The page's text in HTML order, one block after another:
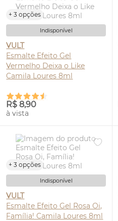
+ 3 opções
Indisponível
VULT
Esmalte Efeito Gel
Vermelho Deixa o Like
Camila Loures 8ml
R$ 8,90
à vista
+ 3 opções
Indisponível
VULT
Esmalte Efeito Gel Rosa Oi,
Família! Camila Loures 8ml